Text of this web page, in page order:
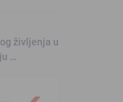
življenja u
…